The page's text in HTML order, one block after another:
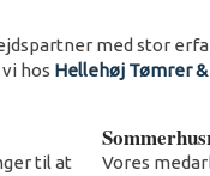
med stor
hos Hellehøj Tømrer
til at
​Vores